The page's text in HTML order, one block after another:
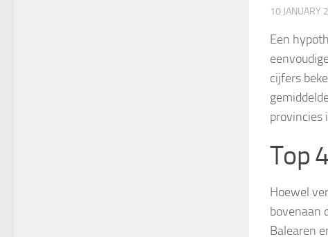
10 JANUARY
Een
cijfers
provincies
Top 4
Hoewel
bovenaan
Balearen